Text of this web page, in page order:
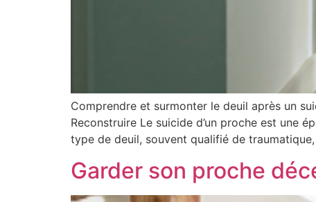
Comprendre et surmonter le deuil après un
Reconstruire Le suicide d’un proche est une
type de deuil, souvent qualifié de
Garder son proche